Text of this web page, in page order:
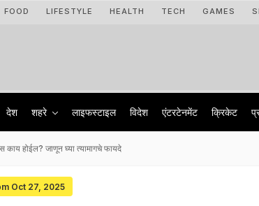
FOOD LIFESTYLE HEALTH TECH GAMES
देश शहरे लाइफस्टाइल विदेश एंटरटेनमेंट क्रिकेट
होईल? जाणून घ्या त्यामागचे फायदे
Oct 27, 2025